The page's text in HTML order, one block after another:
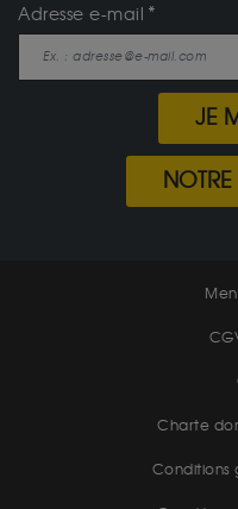
Adresse e-mail
JE
Charte
Conditions